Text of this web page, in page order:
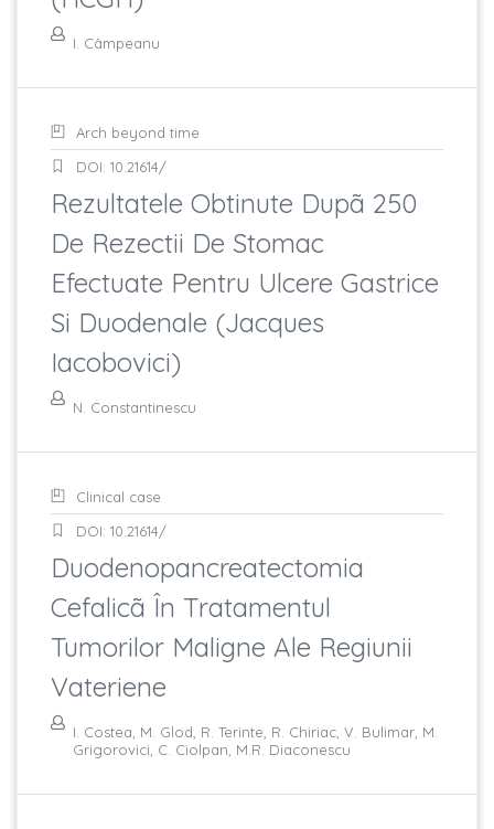
I. Câmpeanu
Arch beyond time
DOI: 10.21614/
Rezultatele Obtinute Dupã 250
De Rezectii De Stomac
Efectuate Pentru Ulcere Gastrice
Si Duodenale (Jacques
Iacobovici)
N. Constantinescu
Clinical case
DOI: 10.21614/
Duodenopancreatectomia
Cefalicã În Tratamentul
Tumorilor Maligne Ale Regiunii
Vateriene
I. Costea, M. Glod, R. Terinte, R. Chiriac, V. Bulimar, M.
Grigorovici, C. Ciolpan, M.R. Diaconescu